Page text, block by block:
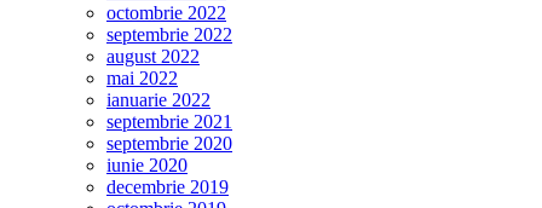
octombrie 2022
septembrie 2022
august 2022
mai 2022
ianuarie 2022
septembrie 2021
septembrie 2020
iunie 2020
decembrie 2019